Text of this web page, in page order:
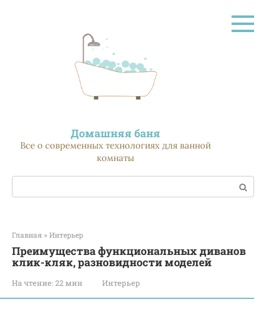
Домашняя баня
Все о современных технологиях для ванной
комнаты
Поиск:
Главная » Интерьер
Преимущества функциональных диванов
клик-кляк, разновидности моделей
На чтение: 22 мин Интерьер